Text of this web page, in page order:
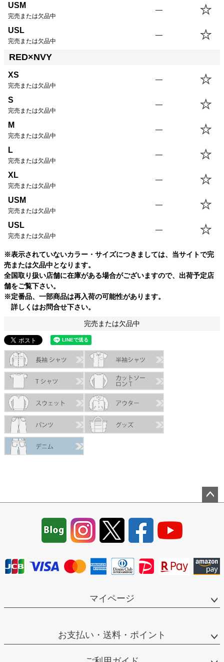
USM
完売または欠品中
—
USL
完売または欠品中
—
RED×NVY
XS
完売または欠品中
—
S
完売または欠品中
—
M
完売または欠品中
—
L
完売または欠品中
—
XL
完売または欠品中
—
USM
完売または欠品中
—
USL
完売または欠品中
—
※表示されていないカラー・サイズにつきましては、当サイトで完
売または欠品中となります。
全国取り扱い店舗に在庫がある場合がございますので、出荷予定店
舗をご覧下さい。
※定番品、一部商品は再入荷の可能性があります。
詳しくはお問合せ下さい。
完売または欠品中
マイページ
お支払い・送料・ポイント